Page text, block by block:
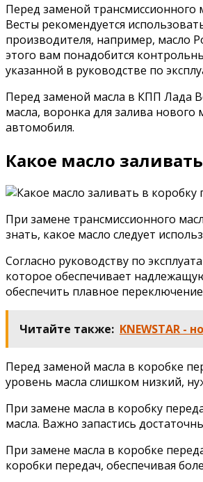
Перед заменой
Весты рекомендуется
производителя, например, масло
этого вам понадобится
указанной в руководстве по
Перед заменой масла в КПП Лада
масла, воронка для залива нового
автомобиля.
Какое масло
При замене трансмиссионного
знать, какое масло следует
Согласно руководству по
которое обеспечивает
обеспечить плавное
Читайте также: KNEWSTAR -
Перед заменой масла в коробке
уровень масла слишком низкий,
При замене масла в коробку
масла. Важно запастись
При замене масла в коробке
коробки передач, обеспечивая